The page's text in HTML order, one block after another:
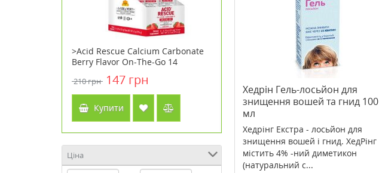
>Acid Rescue Calcium Carbonate
Berry Flavor On-The-Go 14
Лайф / Country Life
210 грн 147 грн
Купити
>Babor Body Grounding
Soul&Room Fragrance 220 мл
Купити
Ціна
Хедрін Гель-лосьйон для
знищення вошей та гнид 100
мл
Хедрінг Екстра - лосьйон для
знищення вошей і гнид. ХедРінг
містить 4% -ний диметикон
(натуральний с...